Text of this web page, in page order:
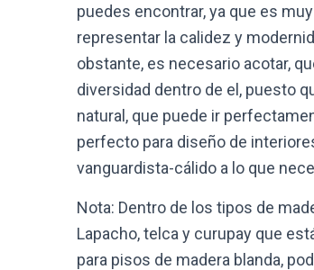
puedes encontrar, ya que es
representar la calidez y
obstante, es necesario acotar,
diversidad dentro de el, puesto
natural, que puede ir
perfecto para diseño de
vanguardista-cálido a lo que
Nota: Dentro de los tipos de
Lapacho, telca y curupay que
para pisos de madera blanda,